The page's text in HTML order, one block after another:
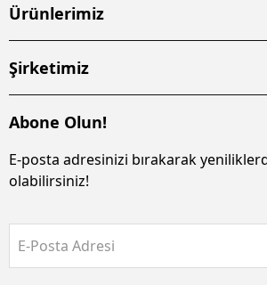
Ürünlerimiz
Şirketimiz
Abone Olun!
E-posta adresinizi bırakarak
olabilirsiniz!
E-Posta Adresi